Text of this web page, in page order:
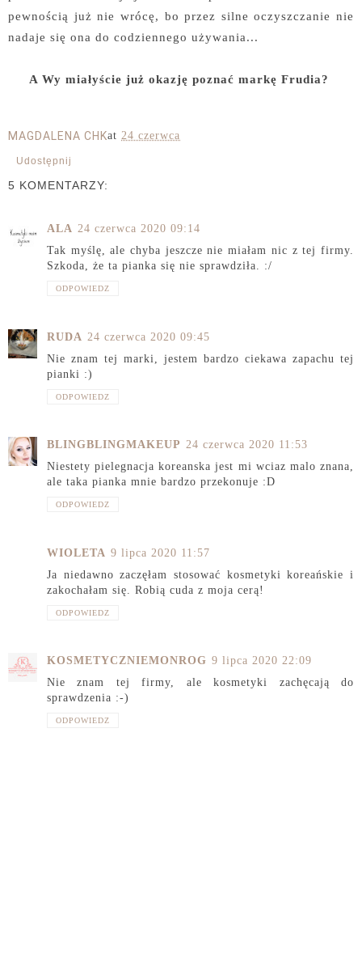
pewnością już nie wrócę, bo przez silne oczyszczanie nie
nadaje się ona do codziennego używania...
A Wy miałyście już okazję poznać markę Frudia?
MAGDALENA CHKat 24 czerwca
Udostępnij
5 KOMENTARZY:
ALA 24 czerwca 2020 09:14
Tak myślę, ale chyba jeszcze nie miałam nic z tej firmy.
Szkoda, że ta pianka się nie sprawdziła. :/
ODPOWIEDZ
RUDA 24 czerwca 2020 09:45
Nie znam tej marki, jestem bardzo ciekawa zapachu tej
pianki :)
ODPOWIEDZ
BLINGBLINGMAKEUP 24 czerwca 2020 11:53
Niestety pielegnacja koreanska jest mi wciaz malo znana,
ale taka pianka mnie bardzo przekonuje :D
ODPOWIEDZ
WIOLETA 9 lipca 2020 11:57
Ja niedawno zaczęłam stosować kosmetyki koreańskie i
zakochałam się. Robią cuda z moja cerą!
ODPOWIEDZ
KOSMETYCZNIEMONROG 9 lipca 2020 22:09
Nie znam tej firmy, ale kosmetyki zachęcają do
sprawdzenia :-)
ODPOWIEDZ